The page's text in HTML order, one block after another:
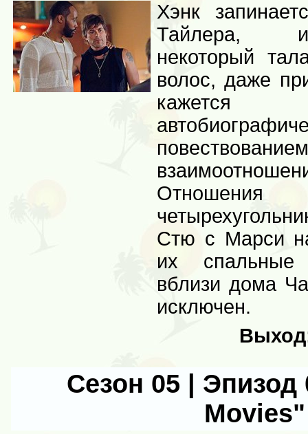
Хэнк
Тайлера, и
некоторый
волос, даже
Стю с Марси
их спальные
вблизи дома
исключен.
Сезон 05 | Эпизод
Movies"